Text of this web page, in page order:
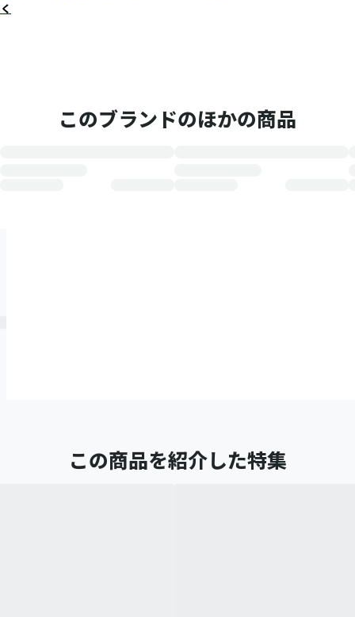
このブランドのほかの商品
この商品を紹介した特集